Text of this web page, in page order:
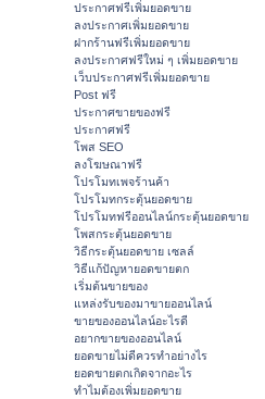
ประกาศฟรีเพิ่มยอดขาย
ลงประกาศเพิ่มยอดขาย
ฝากร้านฟรีเพิ่มยอดขาย
ลงประกาศฟรีใหม่ ๆ เพิ่มยอดขาย
เว็บประกาศฟรีเพิ่มยอดขาย
Post ฟรี
ประกาศขายของฟรี
ประกาศฟรี
โพส SEO
ลงโฆษณาฟรี
โปรโมทเพจร้านค้า
โปรโมทกระตุ้นยอดขาย
โปรโมทฟรีออนไลน์กระตุ้นยอดขาย
โพสกระตุ้นยอดขาย
วิธีกระตุ้นยอดขาย เซลล์
วิธีแก้ปัญหายอดขายตก
เริ่มต้นขายของ
แหล่งรับของมาขายออนไลน์
ขายของออนไลน์อะไรดี
อยากขายของออนไลน์
ยอดขายไม่ดีควรทำอย่างไร
ยอดขายตกเกิดจากอะไร
ทำไมต้องเพิ่มยอดขาย